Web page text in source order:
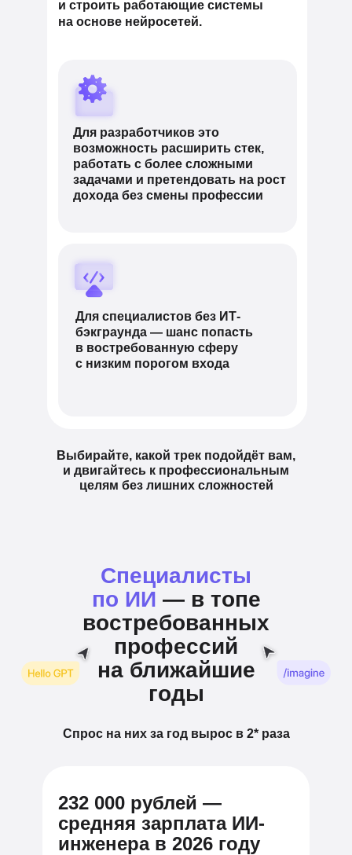
Для разработчиков это
возможность расширить стек,
работать с более сложными
задачами и претендовать на рост
дохода без смены профессии
Для специалистов без ИТ-
бэкграунда — шанс попасть
в востребованную сферу
с низким порогом входа
Выбирайте, какой трек подойдёт вам,
и двигайтесь к профессиональным
целям без лишних сложностей
и строить работающие системы
на основе нейросетей.
Спрос на них за год вырос в 2* раза
Специалисты
по ИИ — в топе
востребованных
профессий
на ближайшие
годы
232 000 рублей —
средняя зарплата ИИ-
инженера в 2026 году